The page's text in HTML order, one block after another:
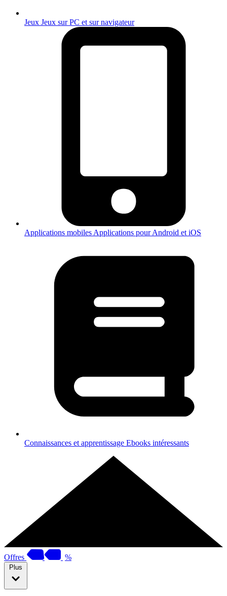
Jeux Jeux sur PC et sur navigateur
Applications mobiles Applications pour Android et iOS
Connaissances et apprentissage Ebooks intéressants
Offres %
Plus